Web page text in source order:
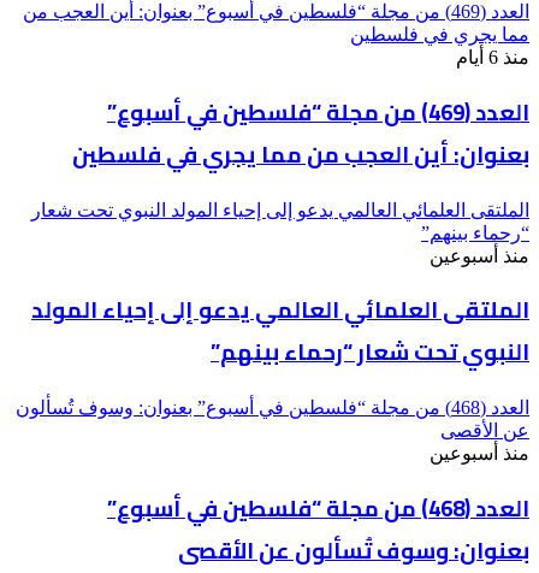
العدد (469) من مجلة “فلسطين في أسبوع” بعنوان: أين العجب من
مما يجري في فلسطين
منذ 6 أيام
العدد (469) من مجلة “فلسطين في أسبوع”
بعنوان: أين العجب من مما يجري في فلسطين
الملتقى العلمائي العالمي يدعو إلى إحياء المولد النبوي تحت شعار
“رحماء بينهم”
منذ أسبوعين
الملتقى العلمائي العالمي يدعو إلى إحياء المولد
النبوي تحت شعار “رحماء بينهم”
العدد (468) من مجلة “فلسطين في أسبوع” بعنوان: وسوف تُسألون
عن الأقصى
منذ أسبوعين
العدد (468) من مجلة “فلسطين في أسبوع”
بعنوان: وسوف تُسألون عن الأقصى